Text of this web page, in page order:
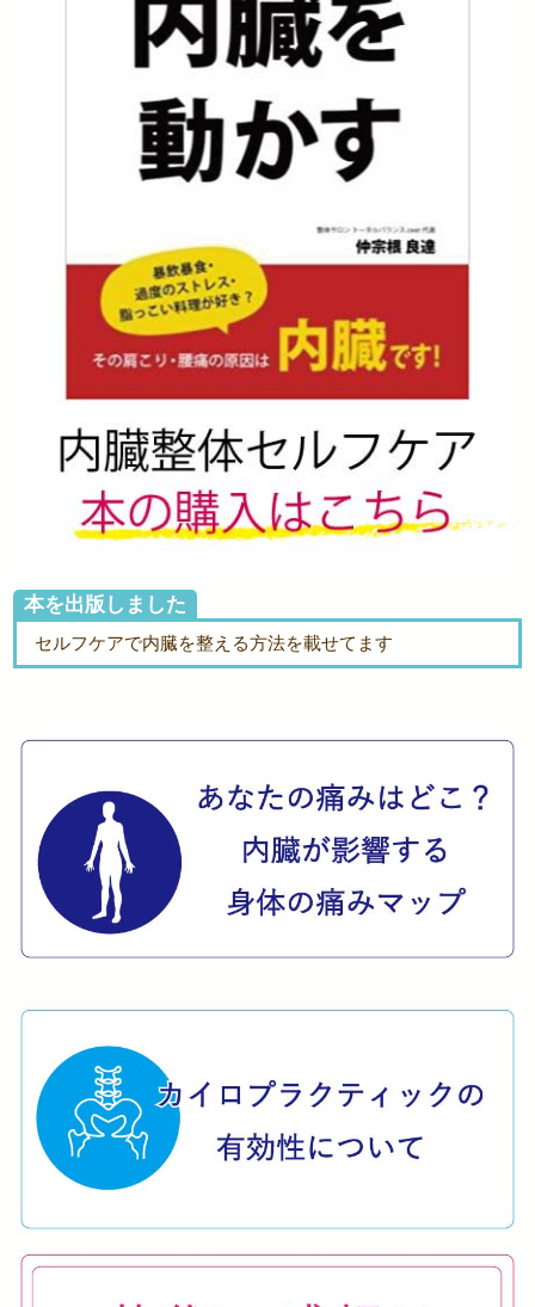
本を出版しました
セルフケアで内臓を整える方法を載せてます